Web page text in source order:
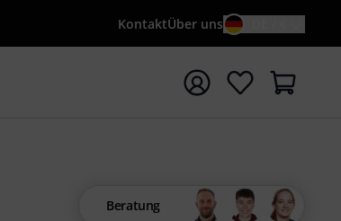
KontaktÜber uns
{searchTerm} starten
Beratung